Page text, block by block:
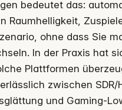
bedeutet das:
Raumhelligkeit,
ohne dass Sie
In der Praxis hat
Plattformen
zwischen SDR/
und Gaming-